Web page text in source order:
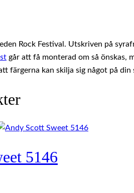
Rock Festival. Utskriven på
går att få monterad om så önskas,
färgerna kan skilja sig något på
5146